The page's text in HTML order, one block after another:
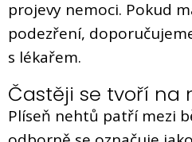
projevy nemoci. Pokud
podezření,
s lékařem.
Častěji se tvoří na
Plíseň nehtů patří mezi